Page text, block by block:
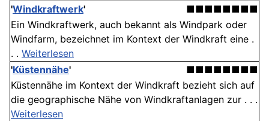
'Windkraftwerk'
■■■■■■■■
Ein Windkraftwerk, auch bekannt als Windpark oder
Windfarm, bezeichnet im Kontext der Windkraft eine .
. . Weiterlesen
'Küstennähe'
■■■■■■■■
Küstennähe im Kontext der Windkraft bezieht sich auf
die geographische Nähe von Windkraftanlagen zur . . .
Weiterlesen